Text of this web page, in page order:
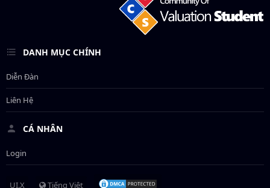
DANH MỤC CHÍNH
Diễn Đàn
Liên Hệ
CÁ NHÂN
Login
UI.X Tiếng Việt